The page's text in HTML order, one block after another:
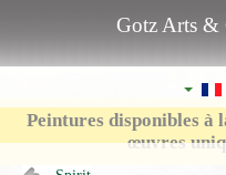
Gotz Arts &
Peintures disponibles à
œuvres